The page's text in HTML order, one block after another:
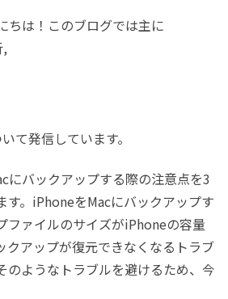
ちは！このブログでは主に
て発信しています。
にバックアップする際の注意点を3
す。iPhoneをMacにバックアップす
ファイルのサイズがiPhoneの容量
クアップが復元できなくなるトラブ
のようなトラブルを避けるため、今